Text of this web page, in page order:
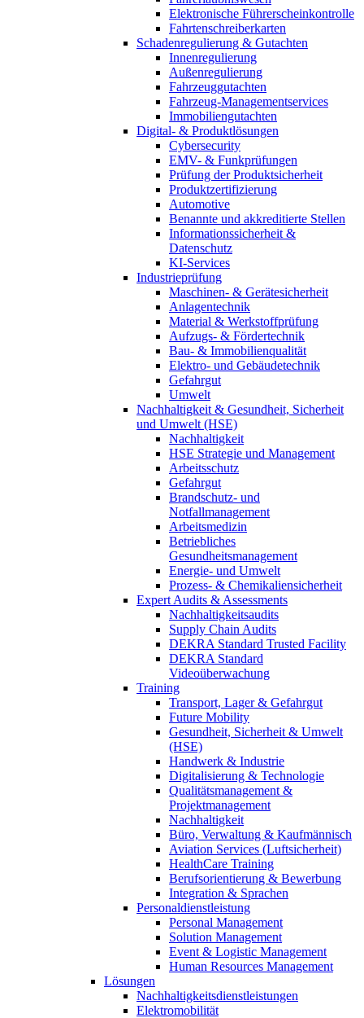
Elektronische Führerscheinkontrolle
Fahrtenschreiberkarten
Schadenregulierung & Gutachten
Innenregulierung
Außenregulierung
Fahrzeuggutachten
Fahrzeug-Managementservices
Immobiliengutachten
Digital- & Produktlösungen
Cybersecurity
EMV- & Funkprüfungen
Prüfung der Produktsicherheit
Produktzertifizierung
Automotive
Benannte und akkreditierte Stellen
Informationssicherheit &
Datenschutz
KI-Services
Industrieprüfung
Maschinen- & Gerätesicherheit
Anlagentechnik
Material & Werkstoffprüfung
Aufzugs- & Fördertechnik
Bau- & Immobilienqualität
Elektro- und Gebäudetechnik
Gefahrgut
Umwelt
Nachhaltigkeit & Gesundheit, Sicherheit
und Umwelt (HSE)
Nachhaltigkeit
HSE Strategie und Management
Arbeitsschutz
Gefahrgut
Brandschutz- und
Notfallmanagement
Arbeitsmedizin
Betriebliches
Gesundheitsmanagement
Energie- und Umwelt
Prozess- & Chemikaliensicherheit
Expert Audits & Assessments
Nachhaltigkeitsaudits
Supply Chain Audits
DEKRA Standard Trusted Facility
DEKRA Standard
Videoüberwachung
Training
Transport, Lager & Gefahrgut
Future Mobility
Gesundheit, Sicherheit & Umwelt
(HSE)
Handwerk & Industrie
Digitalisierung & Technologie
Qualitätsmanagement &
Projektmanagement
Nachhaltigkeit
Büro, Verwaltung & Kaufmännisch
Aviation Services (Luftsicherheit)
HealthCare Training
Berufsorientierung & Bewerbung
Integration & Sprachen
Personaldienstleistung
Personal Management
Solution Management
Event & Logistic Management
Human Resources Management
Lösungen
Nachhaltigkeitsdienstleistungen
Elektromobilität